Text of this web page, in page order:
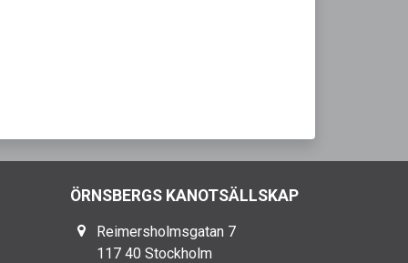
ÖRNSBERGS KANOTSÄLLSKAP
Reimersholmsgatan 7
117 40 Stockholm